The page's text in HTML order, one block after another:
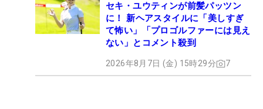
セキ・ユウティンが前髪パッツン
に！ 新ヘアスタイルに「美しすぎ
て怖い」「プロゴルファーには見え
ない」とコメント殺到
2026年8月7日 (金) 15時29分 7